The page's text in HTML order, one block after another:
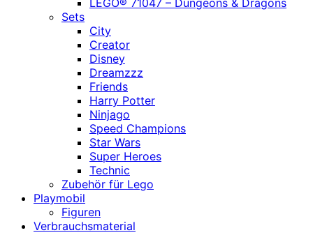
LEGO® 71047 – Dungeons & Dragons
Sets
City
Creator
Disney
Dreamzzz
Friends
Harry Potter
Ninjago
Speed Champions
Star Wars
Super Heroes
Technic
Zubehör für Lego
Playmobil
Figuren
Verbrauchsmaterial